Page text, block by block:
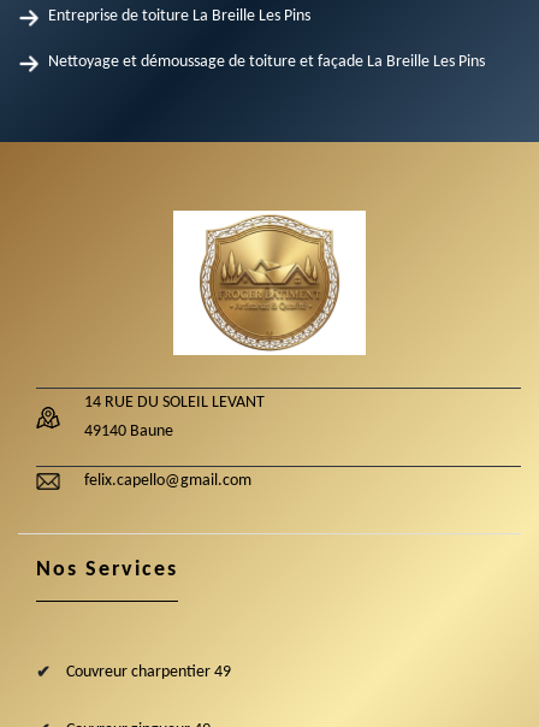
Entreprise de toiture La Breille Les Pins
Nettoyage et démoussage de toiture et façade La Breille Les Pins
14 RUE DU SOLEIL LEVANT
49140 Baune
felix.capello@gmail.com
Nos Services
Couvreur charpentier 49